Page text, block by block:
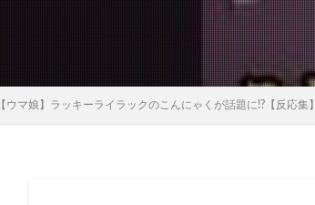
【ウマ娘】ラッキーライラックのこんにゃくが話題に!?【反応集】